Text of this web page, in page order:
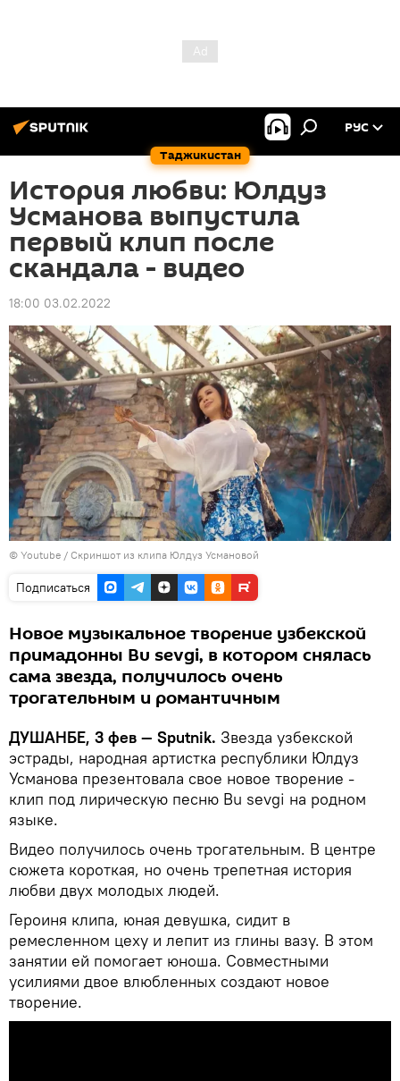
Таджикистан
РУС
История любви: Юлдуз
Усманова выпустила
первый клип после
скандала - видео
18:00 03.02.2022
© Youtube / Скриншот из клипа Юлдуз Усмановой
Подписаться
Новое музыкальное творение узбекской
примадонны Bu sevgi, в котором снялась
сама звезда, получилось очень
трогательным и романтичным
ДУШАНБЕ, 3 фев — Sputnik. Звезда узбекской
эстрады, народная артистка республики Юлдуз
Усманова презентовала свое новое творение -
клип под лирическую песню Bu sevgi на родном
языке.
Видео получилось очень трогательным. В центре
сюжета короткая, но очень трепетная история
любви двух молодых людей.
Героиня клипа, юная девушка, сидит в
ремесленном цеху и лепит из глины вазу. В этом
занятии ей помогает юноша. Совместными
усилиями двое влюбленных создают новое
творение.